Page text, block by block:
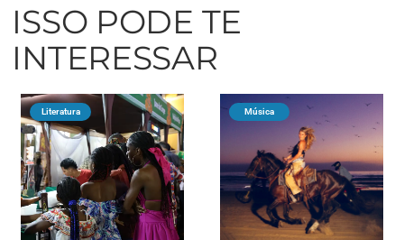
ISSO PODE TE
INTERESSAR
Literatura Música